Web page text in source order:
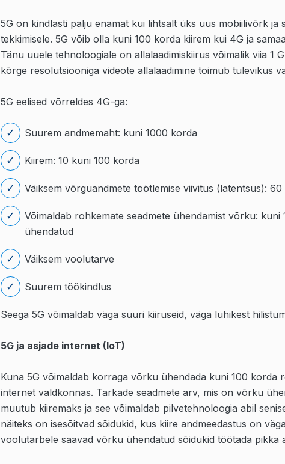
5G on kindlasti palju enamat kui lihtsalt üks uus mobiilivõrk ja
tekkimisele. 5G võib olla kuni 100 korda kiirem kui 4G ja
Tänu uuele tehnoloogiale on allalaadimiskiirus võimalik viia 1
kõrge resolutsiooniga videote allalaadimine toimub tulevikus
5G eelised võrreldes 4G-ga:
Suurem andmemaht: kuni 1000 korda
Kiirem: 10 kuni 100 korda
Väiksem võrguandmete töötlemise viivitus (latentsus):
Võimaldab rohkemate seadmete ühendamist võrku:
ühendatud
Väiksem voolutarve
Suurem töökindlus
Seega 5G võimaldab väga suuri kiiruseid, väga lühikest
5G ja asjade internet (IoT)
Kuna 5G võimaldab korraga võrku ühendada kuni 100 korda
internet valdkonnas. Tarkade seadmete arv, mis on võrku
muutub kiiremaks ja see võimaldab pilvetehnoloogia abil
näiteks on isesõitvad sõidukid, kus kiire andmeedastus on
voolutarbele saavad võrku ühendatud sõidukid töötada pikka